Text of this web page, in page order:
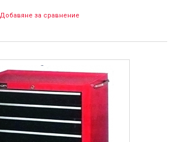
Добавяне за сравнение